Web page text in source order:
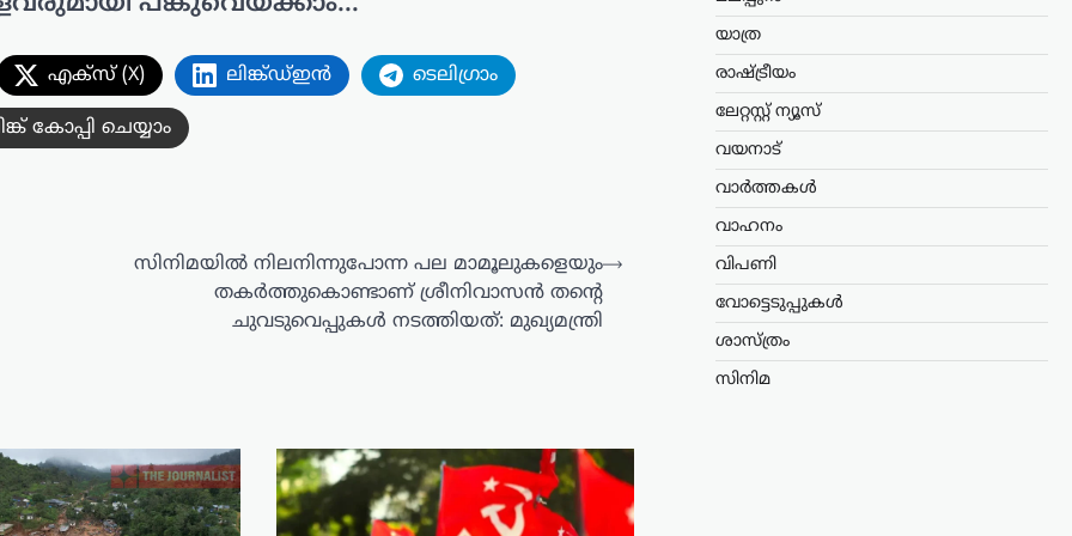
എക്സ് (X) ലിങ്ക്ഡ്ഇൻ ടെലിഗ്രാം
കോപ്പി ചെയ്യാം
സിനിമയിൽ നിലനിന്നുപോന്ന പല മാമൂലുകളെയും
തകർത്തുകൊണ്ടാണ് ശ്രീനിവാസൻ തന്‍റെ
ചുവടുവെപ്പുകൾ നടത്തിയത്: മുഖ്യമന്ത്രി
⟶
യാത്ര
രാഷ്ട്രീയം
ലേറ്റസ്റ്റ് ന്യൂസ്
വയനാട്
വാർത്തകൾ
വാഹനം
വിപണി
വോട്ടെടുപ്പുകൾ
ശാസ്ത്രം
സിനിമ